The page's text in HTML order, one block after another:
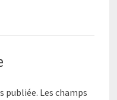
publiée. Les champs